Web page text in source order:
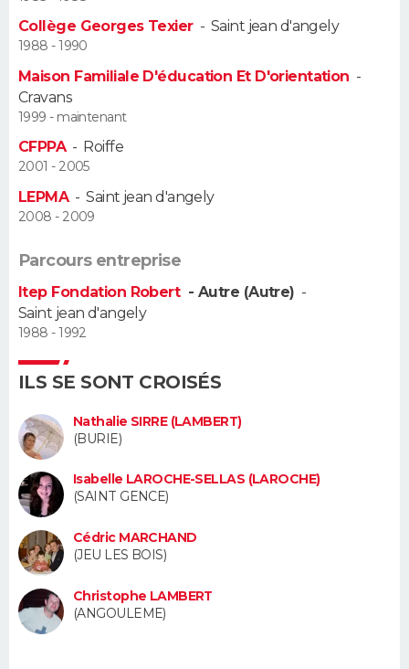
Alimentation
Guide de la santé
Maladies
Médicaments
Sommeil
VOYAGE
Destinations
City break
Voyage nature
Voyage de noces
Forum
Climat
+
PHOTO
BONS PLANS
CARTE DE VOEUX
DICTIONNAIRE
Dictionnaire
Biographies
Citations
Expressions
Proverbes
PROGRAMME TV
COPAINS D'AVANT
S'inscrire
Se connecter
Lycées
Collèges
Primaires
Universités
Entreprises
Service militaire
Avis de recherche
AVIS DE DÉCÈS
FORUM
Bricolage
Lifestyle
Culture
Sport
Auto
Television
Voyage
Cinema
Collège Georges Texier- Saint jean d'angely
1988 - 1990
Maison Familiale D'éducation Et D'orientation -
Cravans
1999 - maintenant
CFPPA- Roiffe
2001 - 2005
LEPMA-Saint jean d'angely
2008 - 2009
Parcours entreprise
Itep Fondation Robert - Autre (Autre) -
Saint jean d'angely
1988 - 1992
ILS SE SONT CROISÉS
Nathalie SIRRE (LAMBERT)
(BURIE)
Isabelle LAROCHE-SELLAS (LAROCHE)
(SAINT GENCE)
Cédric MARCHAND
(JEU LES BOIS)
Christophe LAMBERT
(ANGOULEME)